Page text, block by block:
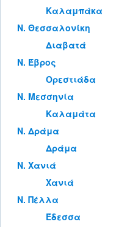
Καλαμπάκα
Ν. Θεσσαλονίκη
Διαβατά
Ν. Έβρος
Ορεστιάδα
Ν. Μεσσηνία
Καλαμάτα
Ν. Δράμα
Δράμα
Ν. Χανιά
Χανιά
Ν. Πέλλα
Έδεσσα